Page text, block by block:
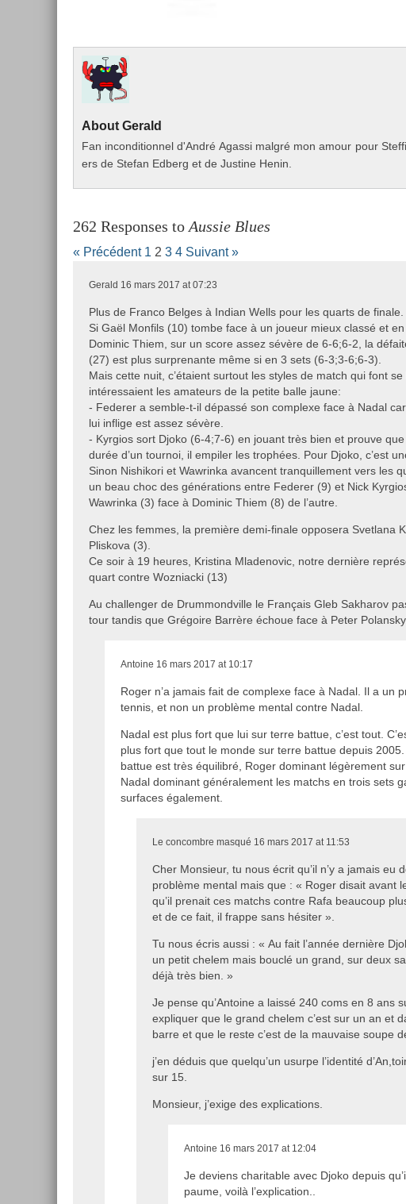
About Gerald
Fan in­con­dition­nel d'André Agas­si malgré mon amour pour
ers de Stefan Ed­berg et de Just­ine Henin.
262 Responses to Aussie Blues
« Précédent 1 2 3 4 Suivant »
Gerald 16 mars 2017 at 07:23
Plus de Franco Belges à Indian Wells pour les quarts de finale.
Si Gaël Monfils (10) tombe face à un joueur mieux classé et en
Dominic Thiem, sur un score assez sévère de 6-6;6-2, la
(27) est plus surprenante même si en 3 sets (6-3;3-6;6-3).
Mais cette nuit, c’étaient surtout les styles de match qui font
intéressaient les amateurs de la petite balle jaune:
- Federer a semble-t-il dépassé son complexe face à Nadal
lui inflige est assez sévère.
- Kyrgios sort Djoko (6-4;7-6) en jouant très bien et prouve
durée d’un tournoi, il empiler les trophées. Pour Djoko, c’est
Sinon Nishikori et Wawrinka avancent tranquillement vers les
un beau choc des générations entre Federer (9) et Nick
Wawrinka (3) face à Dominic Thiem (8) de l’autre.
Chez les femmes, la première demi-finale opposera Svetlana
Pliskova (3).
Ce soir à 19 heures, Kristina Mladenovic, notre dernière
quart contre Wozniacki (13)
Au challenger de Drummondville le Français Gleb Sakharov
tour tandis que Grégoire Barrère échoue face à Peter Polansky
Antoine 16 mars 2017 at 10:17
Roger n’a jamais fait de complexe face à Nadal. Il a un
tennis, et non un problème mental contre Nadal.
Nadal est plus fort que lui sur terre battue, c’est tout.
plus fort que tout le monde sur terre battue depuis
battue est très équilibré, Roger dominant légèrement
Nadal dominant généralement les matchs en trois sets
surfaces également.
Le concombre masqué 16 mars 2017 at 11:53
Cher Monsieur, tu nous écrit qu’il n’y a jamais eu
problème mental mais que : « Roger disait avant
qu’il prenait ces matchs contre Rafa beaucoup
et de ce fait, il frappe sans hésiter ».
Tu nous écris aussi : « Au fait l’année dernière
un petit chelem mais bouclé un grand, sur deux
déjà très bien. »
Je pense qu’Antoine a laissé 240 coms en 8 ans
expliquer que le grand chelem c’est sur un an et
barre et que le reste c’est de la mauvaise soupe
j’en déduis que quelqu’un usurpe l’identité
sur 15.
Monsieur, j’exige des explications.
Antoine 16 mars 2017 at 12:04
Je deviens charitable avec Djoko depuis
paume, voilà l’explication..